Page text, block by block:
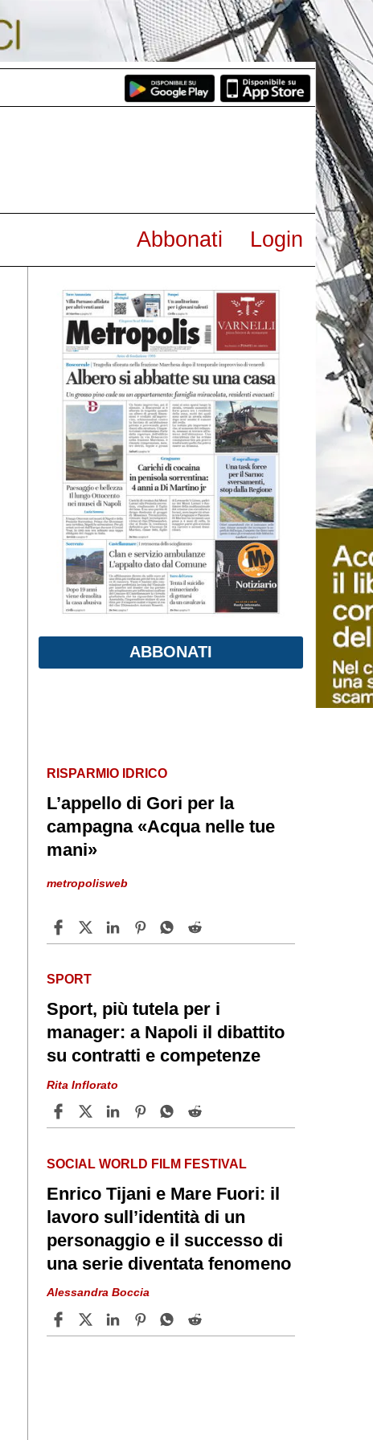
Abbonati Login
ABBONATI
RISPARMIO IDRICO
L’appello di Gori per la
campagna «Acqua nelle tue
mani»
metropolisweb
SPORT
Sport, più tutela per i
manager: a Napoli il dibattito
su contratti e competenze
Rita Inflorato
SOCIAL WORLD FILM FESTIVAL
Enrico Tijani e Mare Fuori: il
lavoro sull’identità di un
personaggio e il successo di
una serie diventata fenomeno
Alessandra Boccia